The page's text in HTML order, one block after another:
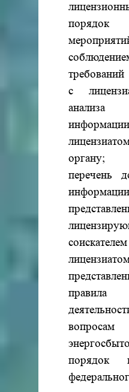
порядок
требований
с
органу;
перечень
вопросам
порядок